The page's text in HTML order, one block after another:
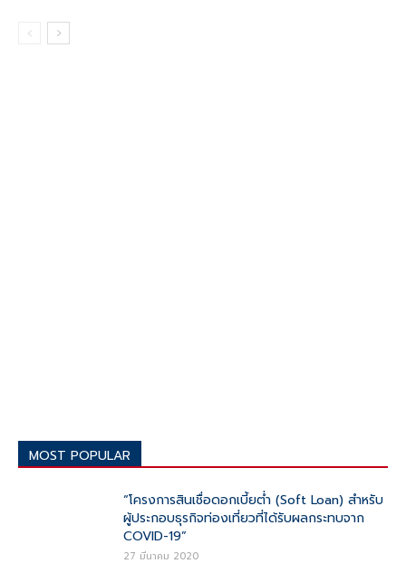
MOST POPULAR
“โครงการสินเชื่อดอกเบี้ยต่ำ (Soft Loan) สำหรับ
ผู้ประกอบธุรกิจท่องเที่ยวที่ได้รับผลกระทบจาก
COVID-19”
27 มีนาคม 2020